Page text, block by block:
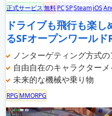
正式サービス無料PCSPSteamiOS
ドライブも飛行も楽
るSFオープンワールド
ノンターゲティング方式
自由自在のキャラクターメ
未来的な機械や乗り物
RPG MMORPG